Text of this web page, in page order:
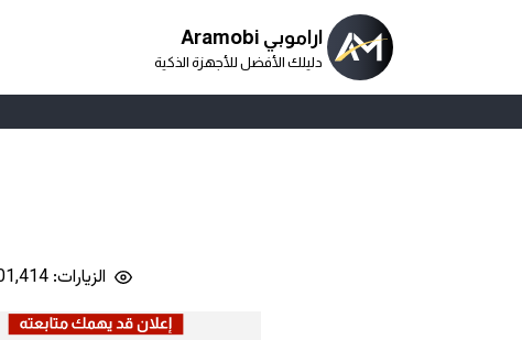
اراموبي Aramobi
دليلك الأفضل للأجهزة الذكية
الزيارات: 101,414